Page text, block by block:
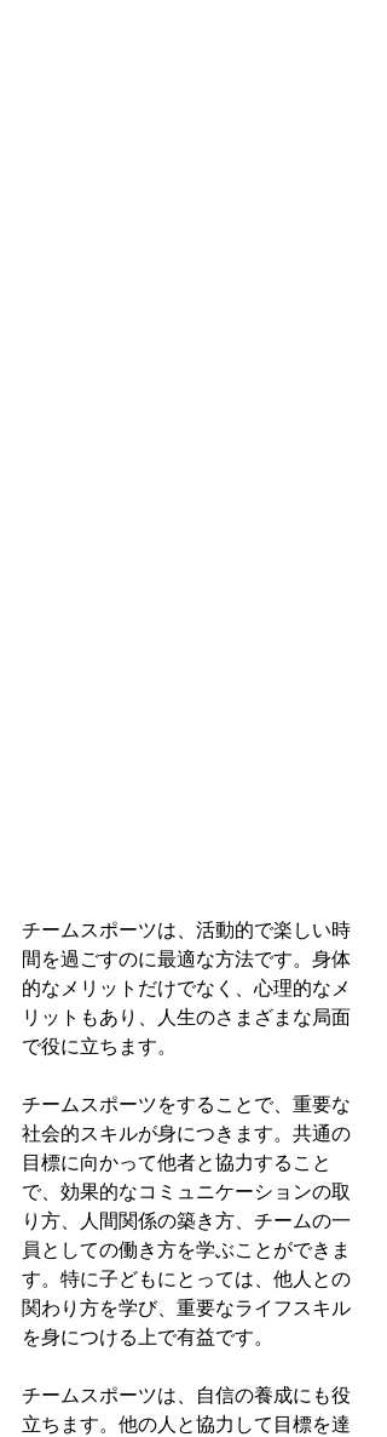
チームスポーツは、活動的で楽しい時
間を過ごすのに最適な方法です。身体
的なメリットだけでなく、心理的なメ
リットもあり、人生のさまざまな局面
で役に立ちます。
チームスポーツをすることで、重要な
社会的スキルが身につきます。共通の
目標に向かって他者と協力すること
で、効果的なコミュニケーションの取
り方、人間関係の築き方、チームの一
員としての働き方を学ぶことができま
す。特に子どもにとっては、他人との
関わり方を学び、重要なライフスキル
を身につける上で有益です。
チームスポーツは、自信の養成にも役
立ちます。他の人と協力して目標を達